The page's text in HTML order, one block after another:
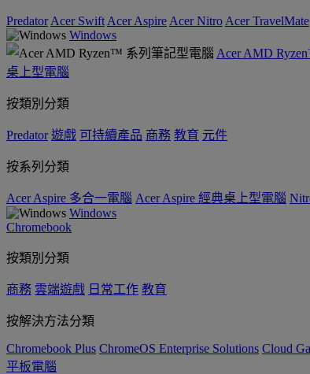
Predator Acer Swift Acer Aspire Acer Nitro Acer TravelMate
Windows
Acer AMD
桌上型電腦
按類別分類
Predator 遊戲 可持續產品 商務 教育 元件
按系列分類
Acer Aspire 多合一電腦 Acer Aspire 經典桌上型電腦
Windows
Chromebook
按類別分類
商務 雲端遊戲 日常工作 教育
按解決方法分類
Chromebook Plus ChromeOS Enterprise Solutions Cloud
平板電腦